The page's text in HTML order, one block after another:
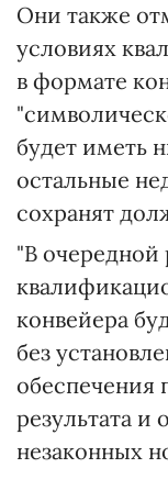
Они также
условиях
в формате
будет иметь
остальные
сохранят
"В очередной
конвейера
без
обеспечения
результата
незаконных